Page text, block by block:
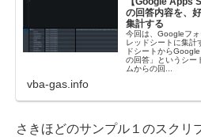
の回答内容を、
集計する
今回は、Googleフ
レッドシートに集計
ドシートから
の回答」というシー
ムからの回...
vba-gas.info
さきほどのサンプル１のスクリ